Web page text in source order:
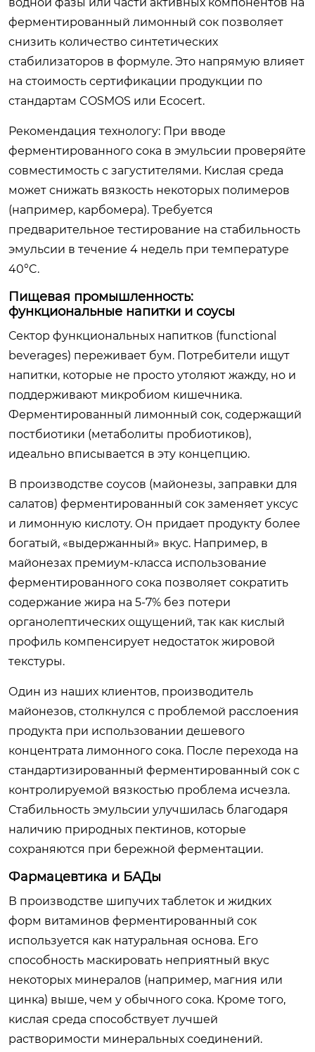
ферментированный лимонный сок позволяет
снизить количество синтетических
стабилизаторов в формуле. Это напрямую влияет
на стоимость сертификации продукции по
стандартам COSMOS или Ecocert.
Рекомендация технологу: При вводе
ферментированного сока в эмульсии проверяйте
совместимость с загустителями. Кислая среда
может снижать вязкость некоторых полимеров
(например, карбомера). Требуется
предварительное тестирование на стабильность
эмульсии в течение 4 недель при температуре
40°C.
Пищевая промышленность:
функциональные напитки и соусы
Сектор функциональных напитков (functional
beverages) переживает бум. Потребители ищут
напитки, которые не просто утоляют жажду, но и
поддерживают микробиом кишечника.
Ферментированный лимонный сок, содержащий
постбиотики (метаболиты пробиотиков),
идеально вписывается в эту концепцию.
В производстве соусов (майонезы, заправки для
салатов) ферментированный сок заменяет уксус
и лимонную кислоту. Он придает продукту более
богатый, «выдержанный» вкус. Например, в
майонезах премиум-класса использование
ферментированного сока позволяет сократить
содержание жира на 5-7% без потери
органолептических ощущений, так как кислый
профиль компенсирует недостаток жировой
текстуры.
Один из наших клиентов, производитель
майонезов, столкнулся с проблемой расслоения
продукта при использовании дешевого
концентрата лимонного сока. После перехода на
стандартизированный ферментированный сок с
контролируемой вязкостью проблема исчезла.
Стабильность эмульсии улучшилась благодаря
наличию природных пектинов, которые
сохраняются при бережной ферментации.
Фармацевтика и БАДы
В производстве шипучих таблеток и жидких
форм витаминов ферментированный сок
используется как натуральная основа. Его
способность маскировать неприятный вкус
некоторых минералов (например, магния или
цинка) выше, чем у обычного сока. Кроме того,
кислая среда способствует лучшей
растворимости минеральных соединений.